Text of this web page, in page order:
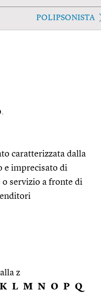
POLIPSONISTA
caratterizzata dalla
e imprecisato di
servizio a fronte di
z
K L M N O P Q